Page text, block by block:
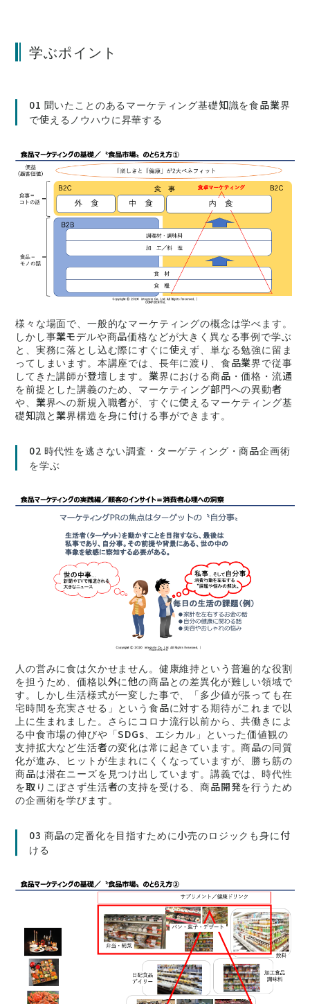
学ぶポイント
01 聞いたことのあるマーケティング基礎知識を食品業界
で使えるノウハウに昇華する
様々な場面で、一般的なマーケティングの概念は学べます。
しかし事業モデルや商品価格などが大きく異なる事例で学ぶ
と、実務に落とし込む際にすぐに使えず、単なる勉強に留ま
ってしまいます。本講座では、長年に渡り、食品業界で従事
してきた講師が登壇します。業界における商品・価格・流通
を前提とした講義のため、マーケティング部門への異動者
や、業界への新規入職者が、すぐに使えるマーケティング基
礎知識と業界構造を身に付ける事ができます。
02 時代性を逃さない調査・ターゲティング・商品企画術
を学ぶ
人の営みに食は欠かせません。健康維持という普遍的な役割
を担うため、価格以外に他の商品との差異化が難しい領域で
す。しかし生活様式が一変した事で、「多少値が張っても在
宅時間を充実させる」という食品に対する期待がこれまで以
上に生まれました。さらにコロナ流行以前から、共働きによ
る中食市場の伸びや「SDGs、エシカル」といった価値観の
支持拡大など生活者の変化は常に起きています。商品の同質
化が進み、ヒットが生まれにくくなっていますが、勝ち筋の
商品は潜在ニーズを見つけ出しています。講義では、時代性
を取りこぼさず生活者の支持を受ける、商品開発を行うため
の企画術を学びます。
03 商品の定番化を目指すために小売のロジックも身に付
ける